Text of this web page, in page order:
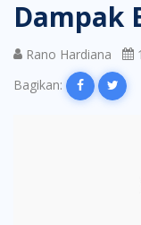
Dampak
Rano Hardiana
Bagikan: